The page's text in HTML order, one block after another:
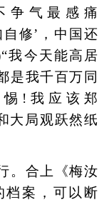
争气最感痛
修’，中国还
我今天能高居
是我千百万同
!我应该郑
大局观跃然纸
合上《梅汝
档案，可以断